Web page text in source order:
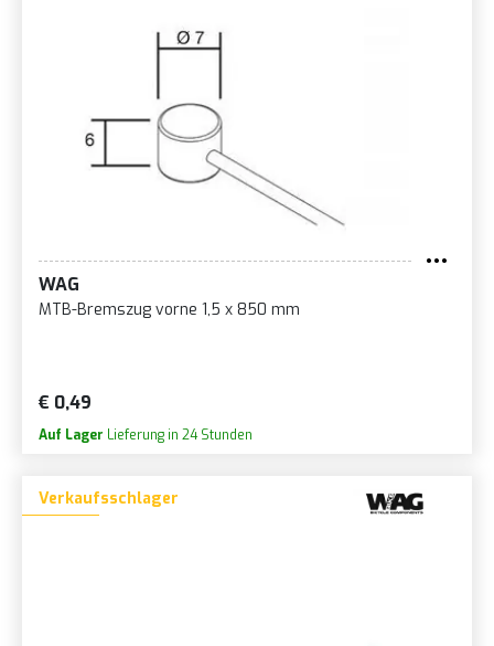
WAG
MTB-Bremszug vorne 1,5 x 850 mm
€ 0,49
Auf Lager Lieferung in 24 Stunden
Verkaufsschlager